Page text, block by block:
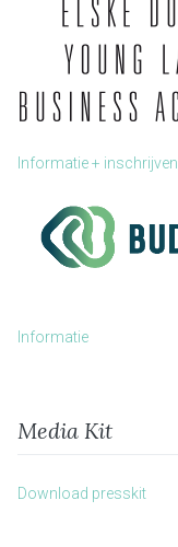
Informatie + inschrijven
Informatie
Media Kit
Download presskit